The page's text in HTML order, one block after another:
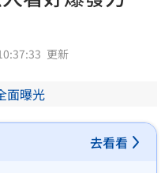
更新
面曝光
去看看